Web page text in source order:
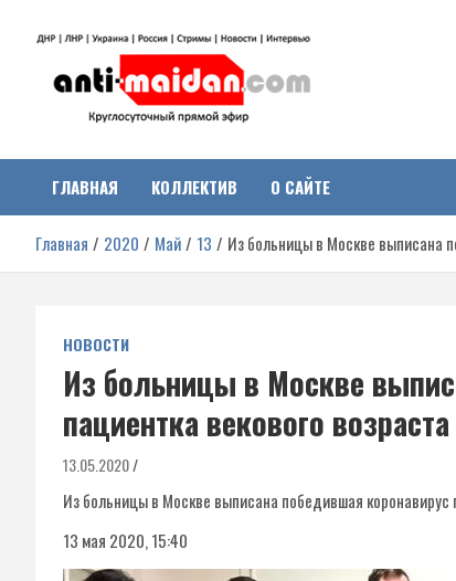
Антимайдан:
Гражданская война
Украине
о гражданской войне на Украине, включая события в
ДНР, ЛНР и других регионах.
ГЛАВНАЯ КОЛЛЕКТИВ О САЙТЕ
Главная 2020 Май 13 Из больницы в Москве выписана
НОВОСТИ
Из больницы в Москве
пациентка векового возраста
13.05.2020
Из больницы в Москве выписана победившая коронавирус
13 мая 2020, 15:40